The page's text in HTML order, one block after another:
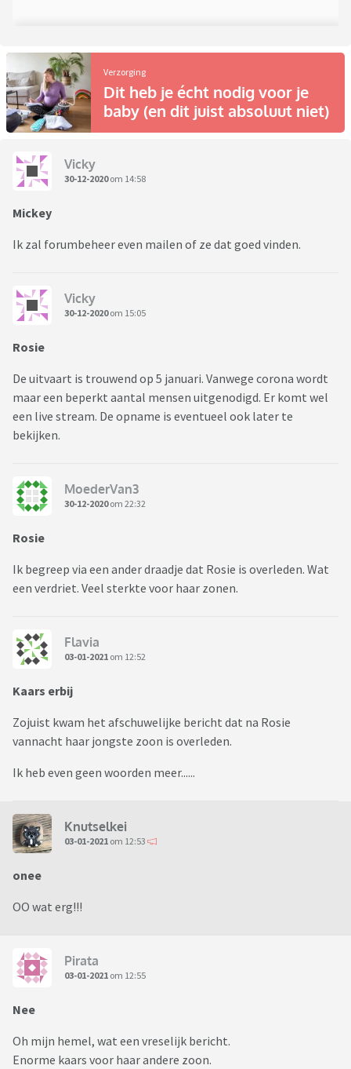
Verzorging
Dit heb je écht nodig voor je
baby (en dit juist absoluut niet)
Vicky
30-12-2020om 14:58
Mickey
Ik zal forumbeheer even mailen of ze dat goed vinden.
Vicky
30-12-2020om 15:05
Rosie
De uitvaart is trouwend op 5 januari. Vanwege corona wordt
maar een beperkt aantal mensen uitgenodigd. Er komt wel
een live stream. De opname is eventueel ook later te
bekijken.
MoederVan3
30-12-2020om 22:32
Rosie
Ik begreep via een ander draadje dat Rosie is overleden. Wat
een verdriet. Veel sterkte voor haar zonen.
Flavia
03-01-2021 om 12:52
Kaars erbij
Zojuist kwam het afschuwelijke bericht dat na Rosie
vannacht haar jongste zoon is overleden.
Ik heb even geen woorden meer......
Knutselkei
03-01-2021 om 12:53
onee
OO wat erg!!!
Pirata
03-01-2021 om 12:55
Nee
Oh mijn hemel, wat een vreselijk bericht.
Enorme kaars voor haar andere zoon.